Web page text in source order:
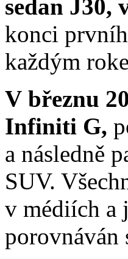
sedan J30,
konci
každým
V březnu
Infiniti G,
a následně
SUV.
v médiích a
porovnáván